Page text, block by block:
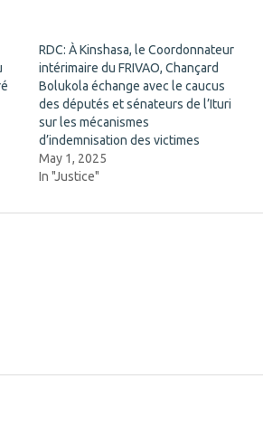
RDC: À Kinshasa, le Coordonnateur
intérimaire du FRIVAO, Chançard
Bolukola échange avec le caucus
des députés et sénateurs de l’Ituri
sur les mécanismes
d’indemnisation des victimes
May 1, 2025
In "Justice"